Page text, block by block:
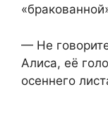
— Не
Алиса, её
осеннего